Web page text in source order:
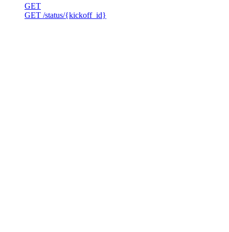
GET
GET /status/{kickoff_id}